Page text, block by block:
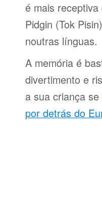
é mais
Pidgin (Tok
noutras línguas.
A memória é
divertimento e
a sua criança
por detrás do